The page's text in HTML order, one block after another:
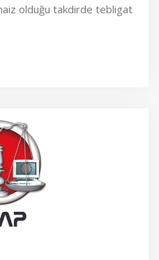
olduğu takdirde tebligat